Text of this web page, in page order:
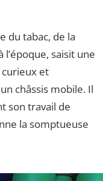
du tabac, de la
l’époque, saisit une
et
châssis mobile. Il
son travail de
la somptueuse